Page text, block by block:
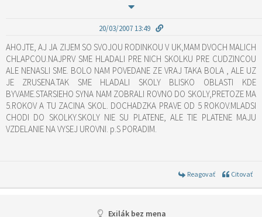
20/03/2007 13:49
AHOJTE, AJ JA ZIJEM SO SVOJOU RODINKOU V UK,MAM DVOCH MALICH
CHLAPCOU.NAJPRV SME HLADALI PRE NICH SKOLKU PRE CUDZINCOU
ALE NENASLI SME. BOLO NAM POVEDANE ZE VRAJ TAKA BOLA , ALE UZ
JE ZRUSENA.TAK SME HLADALI SKOLY BLISKO OBLASTI KDE
BYVAME.STARSIEHO SYNA NAM ZOBRALI ROVNO DO SKOLY,PRETOZE MA
5.ROKOV A TU ZACINA SKOL. DOCHADZKA PRAVE OD 5 ROKOV.MLADSI
CHODI DO SKOLKY.SKOLY NIE SU PLATENE, ALE TIE PLATENE MAJU
VZDELANIE NA VYSEJ UROVNI. p.S PORADIM.
Reagovať Citovať
Exilák bez mena